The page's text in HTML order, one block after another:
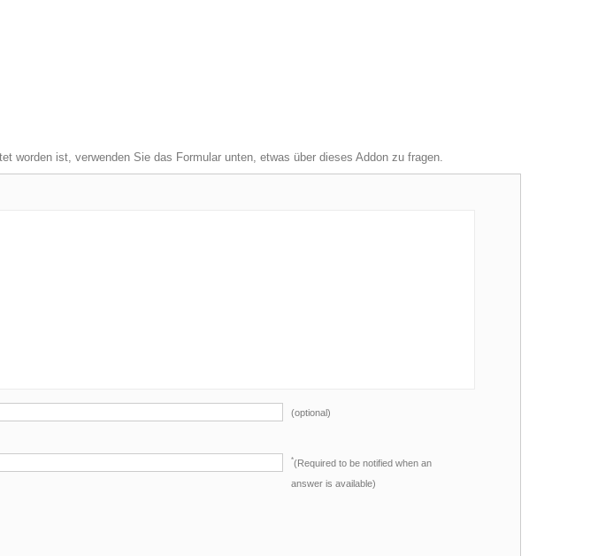
worden ist, verwenden Sie das Formular unten, etwas über dieses Addon zu fragen.
(optional)
*(Required to be notified when an
answer is available)